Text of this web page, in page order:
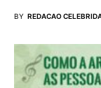
BY REDACAO